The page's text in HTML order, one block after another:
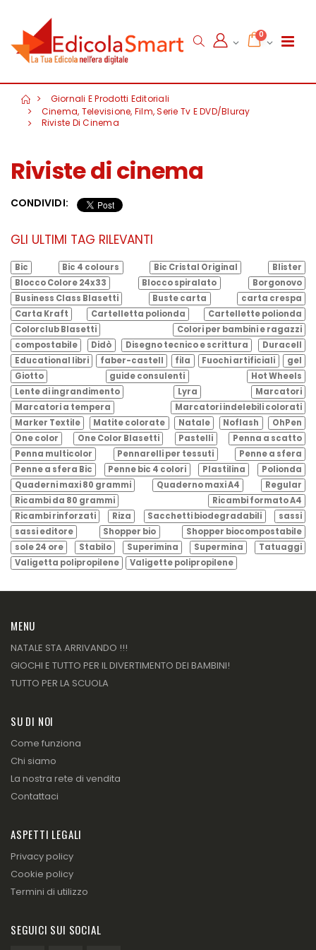
0
Giornali E Prodotti Editoriali
Cinema, Televisione, Film, Serie Tv E DVD/Bluray
Riviste Di Cinema
Riviste di cinema
CONDIVIDI:
GLI ULTIMI TAG RILEVANTI
Bic Bic 4 colours Bic Cristal Original
Blister
Blocco Colore 24x33
Blocco spiralato
Borgonovo
Business Class Blasetti
Buste carta
carta crespa
Carta Kraft
Cartelletta polionda
Cartellette polionda
Colorclub Blasetti
Colori per bambini e ragazzi
compostabile
Didò Disegno tecnico e scrittura
Duracell
Educational libri
faber-castell fila Fuochi artificiali
gel
Giotto
guide consulenti
Hot Wheels
Lente di ingrandimento
Lyra
Marcatori
Marcatori a tempera
Marcatori indelebili colorati
Marker Textile
Matite colorate Natale Noflash
OhPen
One color
One Color Blasetti Pastelli
Penna a scatto
Penna multicolor
Pennarelli per tessuti
Penne a sfera
Penne a sfera Bic
Penne bic 4 colori Plastilina
Polionda
Quaderni maxi 80 grammi
Quaderno maxi A4
Regular
Ricambi da 80 grammi
Ricambi formato A4
Ricambi rinforzati
Riza Sacchetti biodegradabili
sassi
sassi editore
Shopper bio
Shopper biocompostabile
sole 24 ore
Stabilo Superimina Supermina
Tatuaggi
Valigetta polipropilene
Valigette polipropilene
MENU
NATALE STA ARRIVANDO !!!
GIOCHI E TUTTO PER IL DIVERTIMENTO DEI BAMBINI!
TUTTO PER LA SCUOLA
SU DI NOI
Come funziona
Chi siamo
La nostra rete di vendita
Contattaci
ASPETTI LEGALI
Privacy policy
Cookie policy
Termini di utilizzo
SEGUICI SUI SOCIAL